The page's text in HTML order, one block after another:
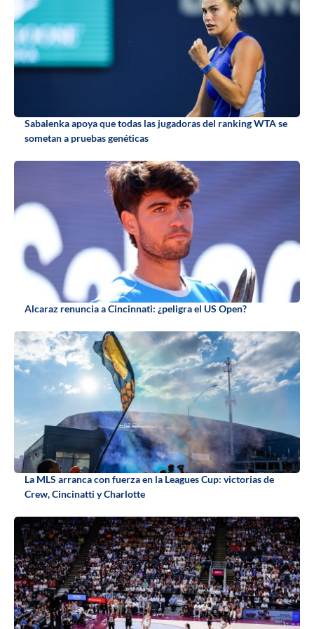
Sabalenka apoya que todas las jugadoras del ranking WTA se
sometan a pruebas genéticas
Alcaraz renuncia a Cincinnati: ¿peligra el US Open?
La MLS arranca con fuerza en la Leagues Cup: victorias de
Crew, Cincinatti y Charlotte